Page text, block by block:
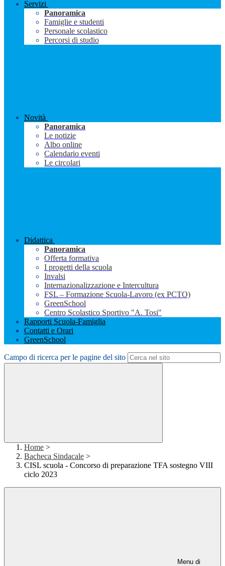
Servizi
Panoramica
Famiglie e studenti
Personale scolastico
Percorsi di studio
Novità
Panoramica
Le notizie
Albo online
Calendario eventi
Le circolari
Didattica
Panoramica
Offerta formativa
I progetti della scuola
Invalsi
Internazionalizzazione e Intercultura
FSL – Formazione Scuola-Lavoro (ex PCTO)
GreenSchool
Centro Scolastico Sportivo "A. Tosi"
Rapporti Scuola-Famiglia
Contatti e Orari
GreenSchool
Campo di ricerca per le pagine del sito
Home >
Bacheca Sindacale >
CISL scuola - Concorso di preparazione TFA sostegno VIII
ciclo 2023
Menu di